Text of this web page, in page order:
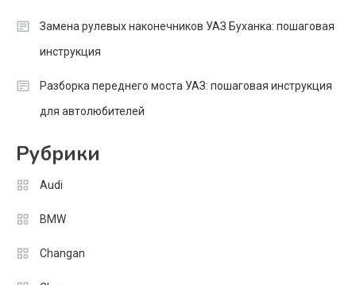
Замена рулевых наконечников УАЗ Буханка: пошаговая
инструкция
Разборка переднего моста УАЗ: пошаговая инструкция
для автолюбителей
Рубрики
Audi
BMW
Changan